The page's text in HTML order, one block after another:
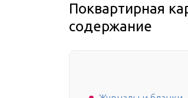
Поквартирная
содержание